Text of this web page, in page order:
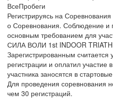
ВсеПробеги
Регистрируясь на
о Соревнования. Соблюдение и
основным требованием для
СИЛА ВОЛИ 1st INDOOR
Зарегистрированным
регистрации и оплатил
участника заносятся в
Для проведения соревнования
чем 30 регистраций.